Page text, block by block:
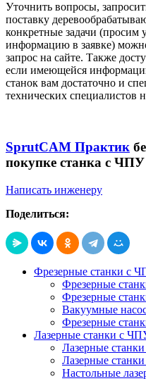
Уточнить вопросы,
поставку
конкретные задачи (просим
информацию в заявке)
запрос на сайте. Также
если имеющейся
станок вам достаточно и
технических специалистов
SprutCAM Практик
покупке станка с ЧПУ
Написать инженеру
Поделиться:
Фрезерные станки с
Фрезерные
Фрезерные
Вакуумные
Фрезерные
Лазерные станки с
Лазерные
Лазерные
Настольные